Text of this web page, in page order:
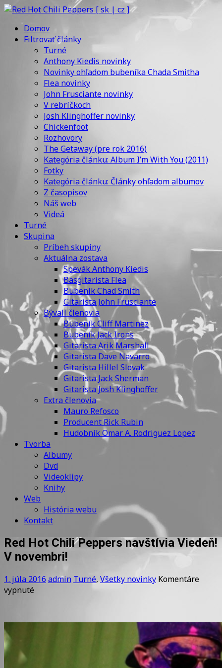
Domov
Filtrovať články
Turné
Anthony Kiedis novinky
Novinky ohľadom bubeníka Chada Smitha
Flea novinky
John Frusciante novinky
V rebríčkoch
Josh Klinghoffer novinky
Chickenfoot
Rozhovory
The Getaway (pre rok 2016)
Kategória článku: Album I’m With You (2011)
Fotky
Kategória článku: Články ohľadom albumov
Z časopisov
Náš web
Videá
Turné
Skupina
Príbeh skupiny
Aktuálna zostava
Spevák Anthony Kiedis
Basgitarista Flea
Bubeník Chad Smith
Gitarista John Frusciante
Bývalí členovia
Bubeník Cliff Martinez
Bubeník Jack Irons
Gitarista Arik Marshall
Gitarista Dave Navarro
Gitarista Hillel Slovak
Gitarista Jack Sherman
Gitarista Josh Klinghoffer
Extra členovia
Mauro Refosco
Producent Rick Rubin
Hudobník Omar A. Rodriguez Lopez
Tvorba
Albumy
Dvd
Videoklipy
Knihy
Web
História webu
Kontakt
Red Hot Chili Peppers navštívia Viedeň!
V novembri!
1. júla 2016 admin Turné, Všetky novinky Komentáre
vypnuté
Chili